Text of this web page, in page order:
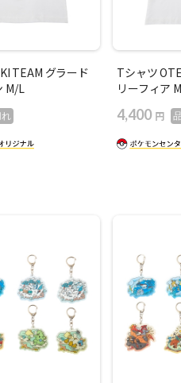
TEAM グラード
M/L
Tシャツ
リーフィア
4,400 円